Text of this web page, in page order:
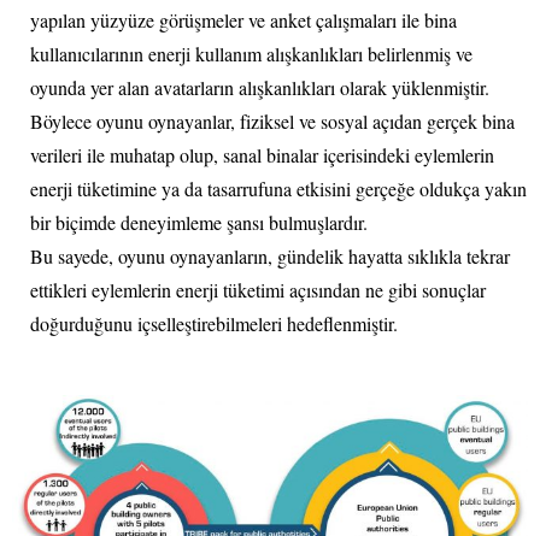
yapılan yüzyüze görüşmeler ve anket çalışmaları ile bina
kullanıcılarının enerji kullanım alışkanlıkları belirlenmiş ve
oyunda yer alan avatarların alışkanlıkları olarak yüklenmiştir.
Böylece oyunu oynayanlar, fiziksel ve sosyal açıdan gerçek bina
verileri ile muhatap olup, sanal binalar içerisindeki eylemlerin
enerji tüketimine ya da tasarrufuna etkisini gerçeğe oldukça yakın
bir biçimde deneyimleme şansı bulmuşlardır.
Bu sayede, oyunu oynayanların, gündelik hayatta sıklıkla tekrar
ettikleri eylemlerin enerji tüketimi açısından ne gibi sonuçlar
doğurduğunu içselleştirebilmeleri hedeflenmiştir.